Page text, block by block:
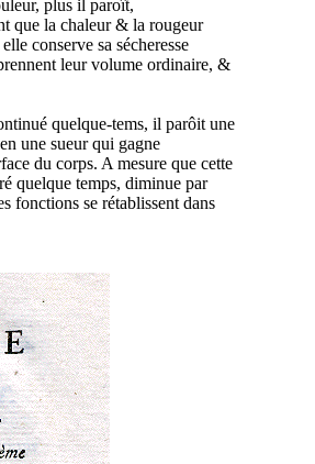
plus il paroît,
que la chaleur & la rougeur
conserve sa sécheresse
leur volume ordinaire, &
quelque-tems, il parôit une
une sueur qui gagne
du corps. A mesure que cette
quelque temps, diminue par
fonctions se rétablissent dans